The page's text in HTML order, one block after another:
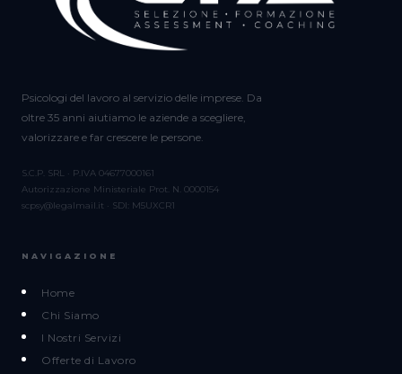
Psicologi del lavoro al servizio delle imprese. Da
oltre 35 anni aiutiamo le aziende a scegliere,
valorizzare e far crescere le persone.
S.C.P. SRL · P.IVA 04677000161
Autorizzazione Ministeriale Prot. N. 0000154
scpsy@legalmail.it · SDI: M5UXCR1
NAVIGAZIONE
Home
Chi Siamo
I Nostri Servizi
Offerte di Lavoro